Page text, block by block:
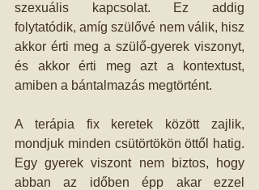
szexuális kapcsolat. Ez addig
folytatódik, amíg szülővé nem válik, hisz
akkor érti meg a szülő-gyerek viszonyt,
és akkor érti meg azt a kontextust,
amiben a bántalmazás megtörtént.
A terápia fix keretek között zajlik,
mondjuk minden csütörtökön öttől hatig.
Egy gyerek viszont nem biztos, hogy
abban az időben épp akar ezzel